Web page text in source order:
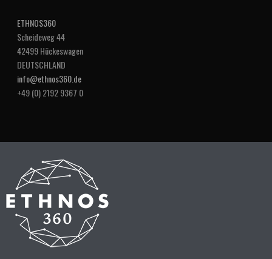
ETHNOS360
Scheideweg 44
42499 Hückeswagen
DEUTSCHLAND
info@ethnos360.de
+49 (0) 2192 9367 0